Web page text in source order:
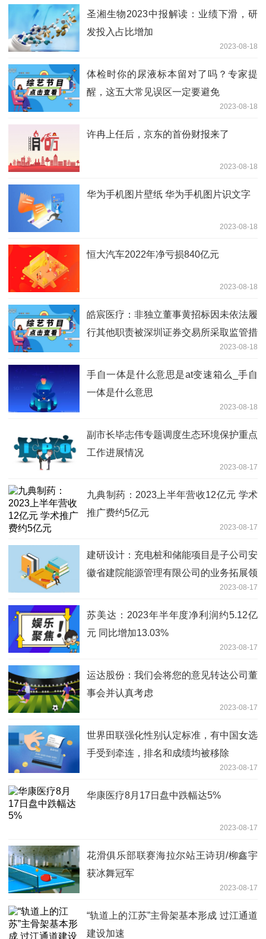
圣湘生物2023中报解读：业绩下滑，研
发投入占比增加
2023-08-18
体检时你的尿液标本留对了吗？专家提
醒，这五大常见误区一定要避免
2023-08-18
许冉上任后，京东的首份财报来了
2023-08-18
华为手机图片壁纸 华为手机图片识文字
2023-08-18
恒大汽车2022年净亏损840亿元
2023-08-18
皓宸医疗：非独立董事黄招标因未依法履
行其他职责被深圳证券交易所采取监管措
2023-08-18
手自一体是什么意思是at变速箱么_手自
一体是什么意思
2023-08-18
副市长毕志伟专题调度生态环境保护重点
工作进展情况
2023-08-17
九典制药：2023上半年营收12亿元 学术
推广费约5亿元
2023-08-17
建研设计：充电桩和储能项目是子公司安
徽省建院能源管理有限公司的业务拓展领
2023-08-17
苏美达：2023年半年度净利润约5.12亿
元 同比增加13.03%
2023-08-17
运达股份：我们会将您的意见转达公司董
事会并认真考虑
2023-08-17
世界田联强化性别认定标准，有中国女选
手受到牵连，排名和成绩均被移除
2023-08-17
华康医疗8月17日盘中跌幅达5%
2023-08-17
花滑俱乐部联赛海拉尔站王诗玥/柳鑫宇
获冰舞冠军
2023-08-17
“轨道上的江苏”主骨架基本形成 过江通道
建设加速